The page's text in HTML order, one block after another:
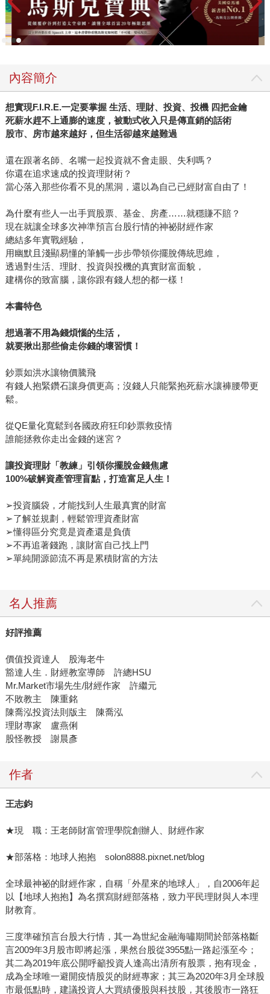
內容簡介
想實現F.I.R.E.一定要掌握 生活、理財、投資、投機 四把金鑰
死薪水趕不上通膨的速度，被動式收入只是傳直銷的話術
股市、房市越來越好，但生活卻越來越難過
還在跟著名師、名嘴一起投資就不會走眼、失利嗎？
你還在追求速成的投資理財術？
當心落入那些你看不見的黑洞，還以為自己已經財富自由了！
為什麼有些人一出手買股票、基金、房產……就穩賺不賠？
現在就讓全球多次神準預言台股行情的神祕財經作家
總結多年實戰經驗，
用幽默且淺顯易懂的筆觸一步步帶領你擺脫傳統思維，
透過對生活、理財、投資與投機的真實財富面貌，
建構你的致富腦，讓你跟有錢人想的都一樣！
本書特色
想過著不用為錢煩惱的生活，
就要揪出那些偷走你錢的壞習慣！
鈔票如洪水讓物價騰飛
有錢人抱緊鑽石讓身價更高；沒錢人只能緊抱死薪水讓褲腰帶更
鬆。
從QE量化寬鬆到各國政府狂印鈔票救疫情
誰能拯救你走出金錢的迷宮？
讓投資理財「教練」引領你擺脫金錢焦慮
100%破解資產管理盲點，打造富足人生！
➢投資腦袋，才能找到人生最真實的財富
➢了解並規劃，輕鬆管理資產財富
➢懂得區分究竟是資產還是負債
➢不再追著錢跑，讓財富自己找上門
➢單純開源節流不再是累積財富的方法
名人推薦
好評推薦
價值投資達人 股海老牛
豁達人生．財經教室導師 許總HSU
Mr.Market市場先生/財經作家 許繼元
不敗教主 陳重銘
陳喬泓投資法則版主 陳喬泓
理財專家 盧燕俐
股怪教授 謝晨彥
作者
王志鈞
★現 職：王老師財富管理學院創辦人、財經作家
★部落格：地球人抱抱 solon8888.pixnet.net/blog
全球最神祕的財經作家，自稱「外星來的地球人」，自2006年起
以【地球人抱抱】為名撰寫財經部落格，致力平民理財與人本理
財教育。
三度準確預言台股大行情，其一為世紀金融海嘯期間於部落格斷
言2009年3月股市即將起漲，果然台股從3955點一路起漲至今；
其二為2019年底公開呼籲投資人逢高出清所有股票，抱有現金，
成為全球唯一避開疫情股災的財經專家；其三為2020年3月全球股
市最低點時，建議投資人大買績優股與科技股，其後股市一路狂